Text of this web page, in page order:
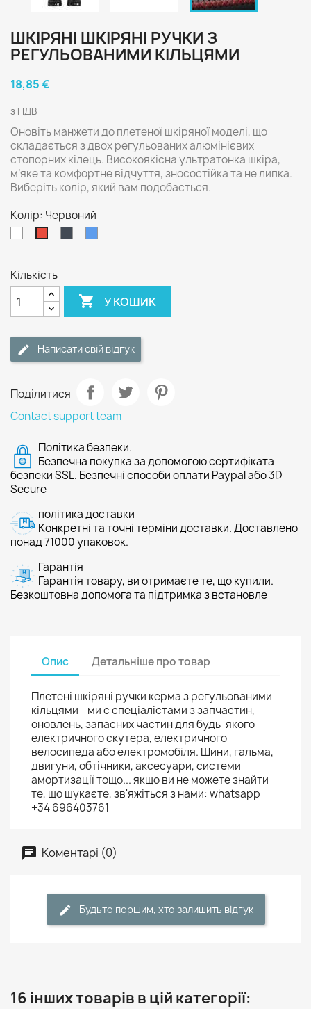
ШКІРЯНІ ШКІРЯНІ РУЧКИ З
РЕГУЛЬОВАНИМИ КІЛЬЦЯМИ
18,85 €
з ПДВ
Оновіть манжети до плетеної шкіряної моделі, що
складається з двох регульованих алюмінієвих
стопорних кілець. Високоякісна ультратонка шкіра,
м’яке та комфортне відчуття, зносостійка та не липка.
Виберіть колір, який вам подобається.
Колір: Червоний
Кількість
 У КОШИК
Написати свій відгук
Поділитися
Contact support team
Політика безпеки.
Безпечна покупка за допомогою сертифіката
безпеки SSL. Безпечні способи оплати Paypal або 3D
Secure
політика доставки
Конкретні та точні терміни доставки. Доставлено
понад 71000 упаковок.
Гарантія
Гарантія товару, ви отримаєте те, що купили.
Безкоштовна допомога та підтримка з встановле
Опис Детальніше про товар
Плетені шкіряні ручки керма з регульованими
кільцями - ми є спеціалістами з запчастин,
оновлень, запасних частин для будь-якого
електричного скутера, електричного
велосипеда або електромобіля. Шини, гальма,
двигуни, обтічники, аксесуари, системи
амортизації тощо... якщо ви не можете знайти
те, що шукаєте, зв'яжіться з нами: whatsapp
+34 696403761
Коментарі (0)
Будьте першим, хто залишить відгук
16 інших товарів в цій категорії: